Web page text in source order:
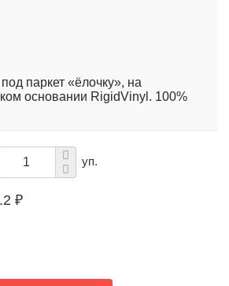
паркет «ёлочку», на
основании RigidVinyl. 100%
уп.
₽